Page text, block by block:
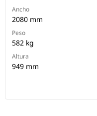
Ancho
2080 mm
Peso
582 kg
Altura
949 mm